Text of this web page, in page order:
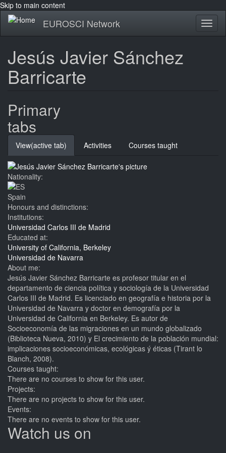
Skip to main content
EUROSCI Network
Jesús Javier Sánchez
Barricarte
Primary
tabs
View(active tab) Activities Courses taught
Nationality:
Spain
Honours and distinctions:
Institutions:
Universidad Carlos III de Madrid
Educated at:
University of California, Berkeley
Universidad de Navarra
About me:
Jesús Javier Sánchez Barricarte es profesor titular en el
departamento de ciencia política y sociología de la Universidad
Carlos III de Madrid. Es licenciado en geografía e historia por la
Universidad de Navarra y doctor en demografía por la
Universidad de California en Berkeley. Es autor de
Socioeconomía de las migraciones en un mundo globalizado
(Biblioteca Nueva, 2010) y El crecimiento de la población mundial:
implicaciones socioeconómicas, ecológicas ý éticas (Tirant lo
Blanch, 2008).
Courses taught:
There are no courses to show for this user.
Projects:
There are no projects to show for this user.
Events:
There are no events to show for this user.
Watch us on